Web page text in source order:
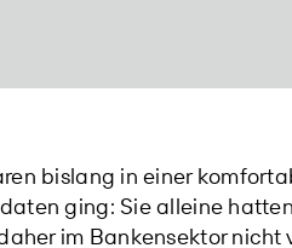
bislang in einer
ging: Sie alleine
im Bankensektor